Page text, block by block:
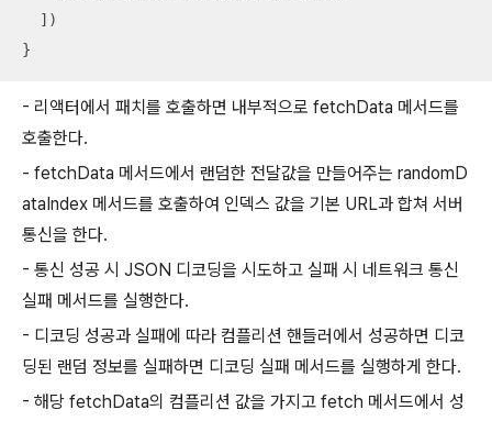
  ])
}
- 리액터에서 패치를 호출하면 내부적으로 fetchData 메서드를
호출한다.
- fetchData 메서드에서 랜덤한 전달값을 만들어주는 randomD
ataIndex 메서드를 호출하여 인덱스 값을 기본 URL과 합쳐 서버
통신을 한다.
- 통신 성공 시 JSON 디코딩을 시도하고 실패 시 네트워크 통신
실패 메서드를 실행한다.
- 디코딩 성공과 실패에 따라 컴플리션 핸들러에서 성공하면 디코
딩된 랜덤 정보를 실패하면 디코딩 실패 메서드를 실행하게 한다.
- 해당 fetchData의 컴플리션 값을 가지고 fetch 메서드에서 성